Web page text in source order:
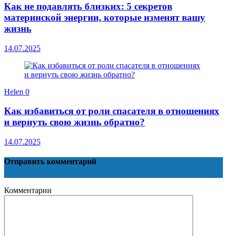
Как не подавлять близких: 5 секретов
материнской энергии, которые изменят вашу
жизнь
14.07.2025
Helen 0
Как избавиться от роли спасателя в отношениях
и вернуть свою жизнь обратно?
14.07.2025
Отправить комментарий
Комментарии